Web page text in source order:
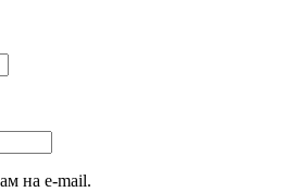
на e-mail.